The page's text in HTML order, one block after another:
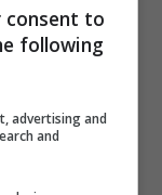
accettare la
stava
Andreina
consent to
following
advertising and
and